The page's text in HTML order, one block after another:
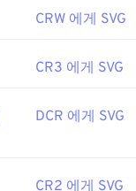
CRW 에게 SVG
CR3 에게 SVG
DCR 에게 SVG
CR2 에게 SVG